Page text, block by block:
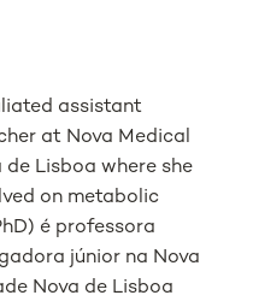
assistant
at Nova Medical
Lisboa where she
on metabolic
é professora
júnior na Nova
Nova de Lisboa